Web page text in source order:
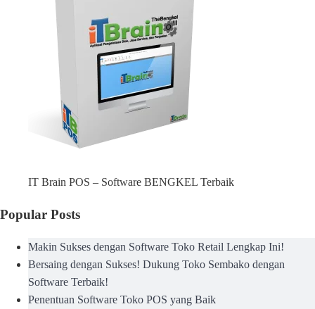
IT Brain POS – Software BENGKEL Terbaik
Popular Posts
Makin Sukses dengan Software Toko Retail Lengkap Ini!
Bersaing dengan Sukses! Dukung Toko Sembako dengan
Software Terbaik!
Penentuan Software Toko POS yang Baik